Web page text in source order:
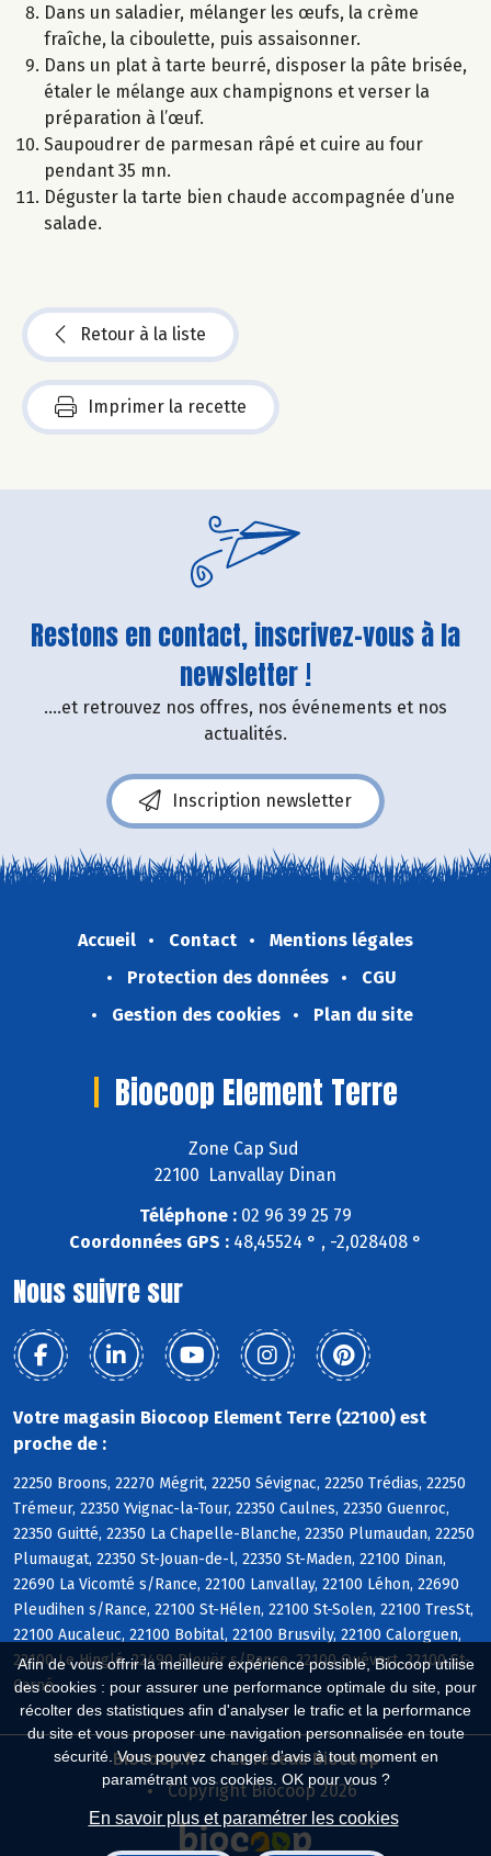
Afin de vous offrir la meilleure expérience possible, Biocoop utilise
des cookies : pour assurer une performance optimale du site, pour
récolter des statistiques afin d'analyser le trafic et la performance
du site et vous proposer une navigation personnalisée en toute
sécurité. Vous pouvez changer d'avis à tout moment en
paramétrant vos cookies. OK pour vous ?
En savoir plus et paramétrer les cookies
Dans un saladier, mélanger les œufs, la crème
fraîche, la ciboulette, puis assaisonner.
Dans un plat à tarte beurré, disposer la pâte brisée,
étaler le mélange aux champignons et verser la
préparation à l’œuf.
Saupoudrer de parmesan râpé et cuire au four
pendant 35 mn.
Déguster la tarte bien chaude accompagnée d’une
salade.
Retour à la liste
Imprimer la recette
Restons en contact, inscrivez-vous à la
newsletter !
....et retrouvez nos offres, nos événements et nos
actualités.
Inscription newsletter
Accueil Contact
Mentions légales
Protection des données
CGU
Gestion des cookies
Plan du site
Biocoop Element Terre
Zone Cap Sud
22100 Lanvallay Dinan
Téléphone : 02 96 39 25 79
Coordonnées GPS : 48,45524 ° , -2,028408 °
Nous suivre sur
Votre magasin Biocoop Element Terre (22100) est
proche de :
22250 Broons, 22270 Mégrit, 22250 Sévignac, 22250 Trédias, 22250
Trémeur, 22350 Yvignac-la-Tour, 22350 Caulnes, 22350 Guenroc,
22350 Guitté, 22350 La Chapelle-Blanche, 22350 Plumaudan, 22250
Plumaugat, 22350 St-Jouan-de-l, 22350 St-Maden, 22100 Dinan,
22690 La Vicomté s/Rance, 22100 Lanvallay, 22100 Léhon, 22690
Pleudihen s/Rance, 22100 St-Hélen, 22100 St-Solen, 22100 TresSt,
22100 Aucaleuc, 22100 Bobital, 22100 Brusvily, 22100 Calorguen,
22100 Le Hinglé, 22490 Plouër s/Rance, 22100 Quévert, 22100 St-
Carné
Biocoop.fr
Le réseau Biocoop
Copyright Biocoop 2026